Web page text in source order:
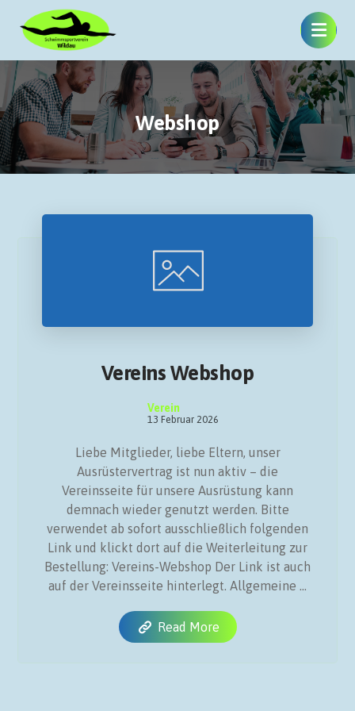
Webshop
Vereins Webshop
Verein
13 Februar 2026
Liebe Mitglieder, liebe Eltern, unser
Ausrüstervertrag ist nun aktiv – die
Vereinsseite für unsere Ausrüstung kann
demnach wieder genutzt werden. Bitte
verwendet ab sofort ausschließlich folgenden
Link und klickt dort auf die Weiterleitung zur
Bestellung: Vereins-Webshop Der Link ist auch
auf der Vereinsseite hinterlegt. Allgemeine ...
Read More